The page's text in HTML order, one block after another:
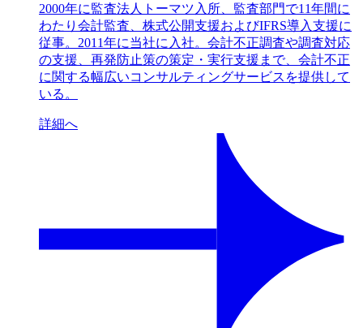
2000年に監査法人トーマツ入所、監査部門で11年間に
わたり会計監査、株式公開支援およびIFRS導入支援に
従事。2011年に当社に入社。会計不正調査や調査対応
の支援、再発防止策の策定・実行支援まで、会計不正
に関する幅広いコンサルティングサービスを提供して
いる。
詳細へ